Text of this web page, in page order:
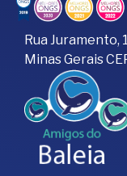
Rua Juramento,
Minas Gerais